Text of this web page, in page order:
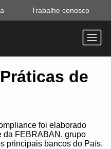
Trabalhe conosco
de
foi elaborado
da FEBRABAN, grupo
principais bancos do País.